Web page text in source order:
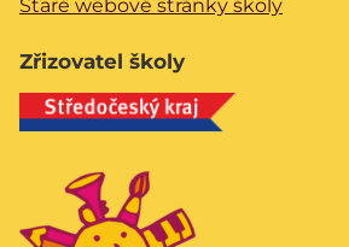
Staré webové stránky školy
Zřizovatel školy